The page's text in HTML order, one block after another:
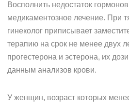
Восполнить недостаток
медикаментозное лечение. При
гинеколог приписывает
терапию на срок не менее двух
прогестерона и эстерона, их
данным анализов крови.
У женщин, возраст которых